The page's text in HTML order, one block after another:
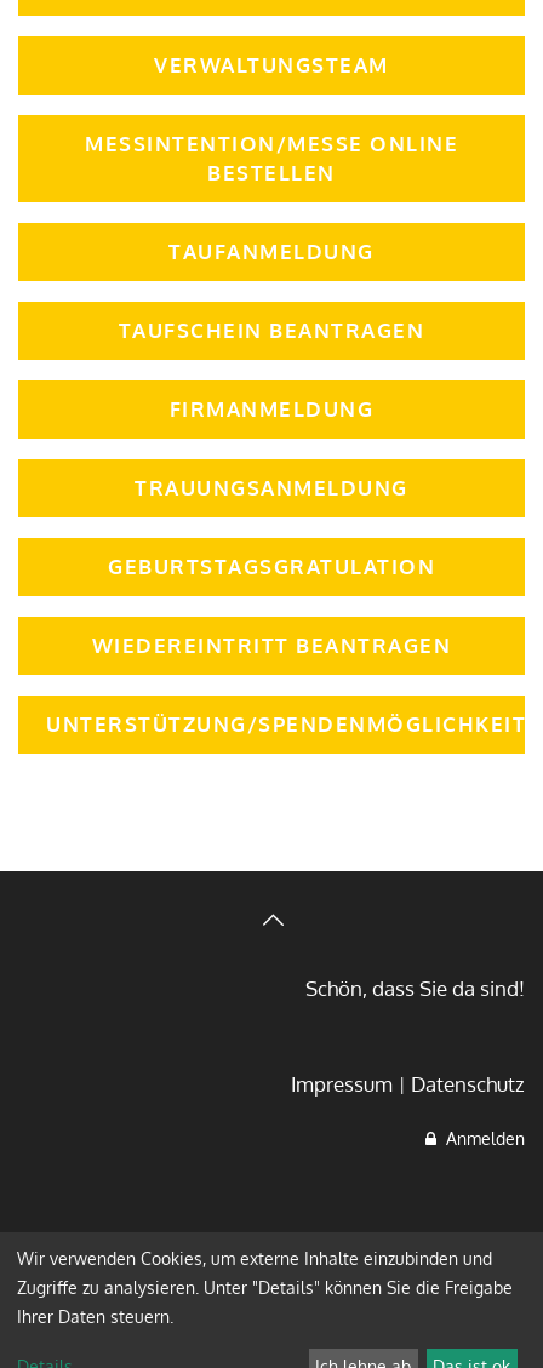
VERWALTUNGSTEAM
MESSINTENTION/MESSE ONLINE
BESTELLEN
TAUFANMELDUNG
TAUFSCHEIN BEANTRAGEN
FIRMANMELDUNG
TRAUUNGSANMELDUNG
GEBURTSTAGSGRATULATION
WIEDEREINTRITT BEANTRAGEN
UNTERSTÜTZUNG/SPENDENMÖGLICHKEIT
Schön, dass Sie da sind!
Impressum Datenschutz
Anmelden
Wir verwenden Cookies, um externe Inhalte einzubinden und
Zugriffe zu analysieren. Unter "Details" können Sie die Freigabe
Ihrer Daten steuern.